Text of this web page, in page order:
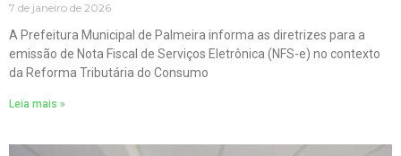
7 de janeiro de 2026
A Prefeitura Municipal de Palmeira informa as diretrizes para a
emissão de Nota Fiscal de Serviços Eletrônica (NFS-e) no contexto
da Reforma Tributária do Consumo
Leia mais »